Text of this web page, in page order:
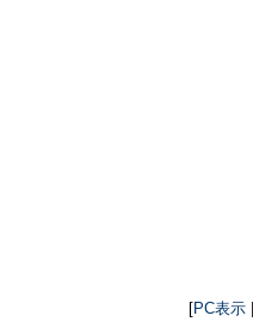
[PC表示